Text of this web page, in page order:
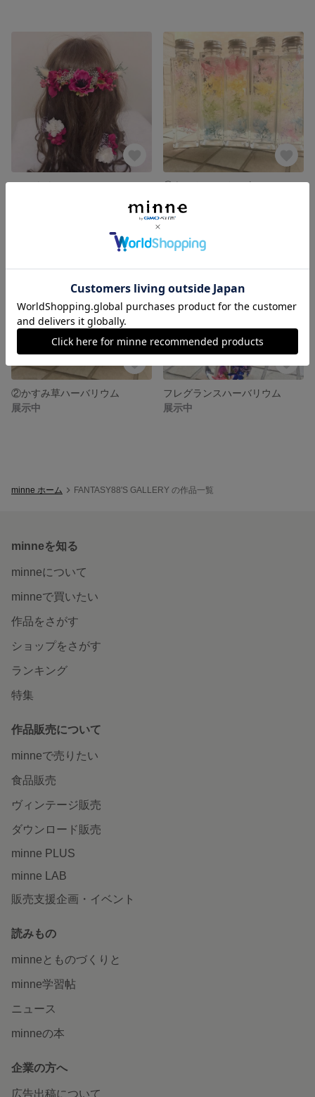
ヘッドパーツDP
①あじさいレインボーハーバリウム
②かすみ草ハーバリウム
展示中
フレグランスハーバリウム
展示中
minne ホーム FANTASY88'S GALLERY の作品一覧
minneを知る
minneについて
minneで買いたい
作品をさがす
ショップをさがす
ランキング
特集
作品販売について
minneで売りたい
食品販売
ヴィンテージ販売
ダウンロード販売
minne PLUS
minne LAB
販売支援企画・イベント
読みもの
minneとものづくりと
minne学習帖
ニュース
minneの本
企業の方へ
広告出稿について